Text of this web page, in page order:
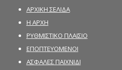
ΑΡΧΙΚΗ ΣΕΛΙΔΑ
Η ΑΡΧΗ
ΡΥΘΜΙΣΤΙΚΟ ΠΛΑΙΣΙΟ
ΕΠΟΠΤΕΥΟΜΕΝΟΙ
ΑΣΦΑΛΕΣ ΠΑΙΧΝΙΔΙ